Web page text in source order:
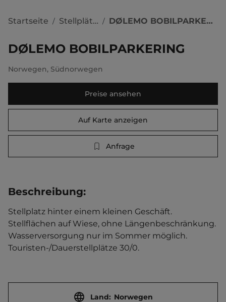
Startseite / Stellplätze / DØLEMO BOBILPARKERING
DØLEMO BOBILPARKERING
Norwegen, Südnorwegen
Preise ansehen
Auf Karte anzeigen
Anfrage
Beschreibung:
Stellplatz hinter einem kleinen Geschäft.
Stellflächen auf Wiese, ohne Längenbeschränkung.
Wasserversorgung nur im Sommer möglich.
Touristen-/Dauerstellplätze 30/0.
Land: Norwegen